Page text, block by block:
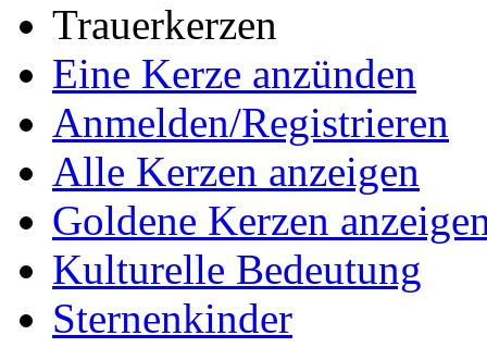
Trauerkerzen
Eine Kerze anzünden
Anmelden/Registrieren
Alle Kerzen anzeigen
Goldene Kerzen
Kulturelle Bedeutung
Sternenkinder